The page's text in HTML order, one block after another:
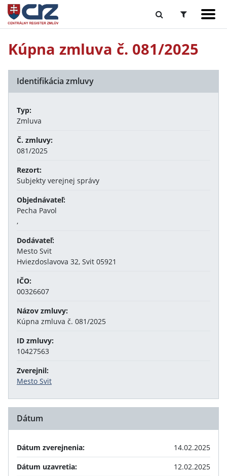
Kúpna zmluva č. 081/2025
Identifikácia zmluvy
Typ:
Zmluva
Č. zmluvy:
081/2025
Rezort:
Subjekty verejnej správy
Objednávateľ:
Pecha Pavol
,
Dodávateľ:
Mesto Svit
Hviezdoslavova 32, Svit 05921
IČO:
00326607
Názov zmluvy:
Kúpna zmluva č. 081/2025
ID zmluvy:
10427563
Zverejnil:
Mesto Svit
Dátum
Dátum zverejnenia:
14.02.2025
Dátum uzavretia:
12.02.2025